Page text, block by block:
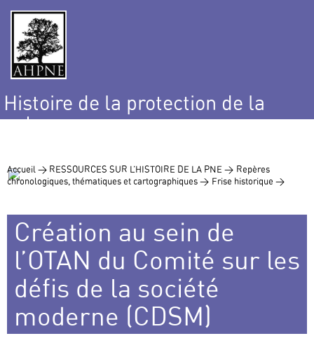
Histoire de la protection de la
nature
Accueil > RESSOURCES SUR L’HISTOIRE DE LA PNE > Repères
chronologiques, thématiques et cartographiques > Frise historique >
Création au sein de
l’OTAN du Comité sur les
défis de la société
moderne (CDSM)